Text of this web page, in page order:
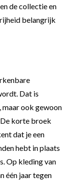
de collectie en
belangrijk
Dat is
ook gewoon
korte broek
dat je een
hebt in plaats
Op kleding van
één jaar tegen